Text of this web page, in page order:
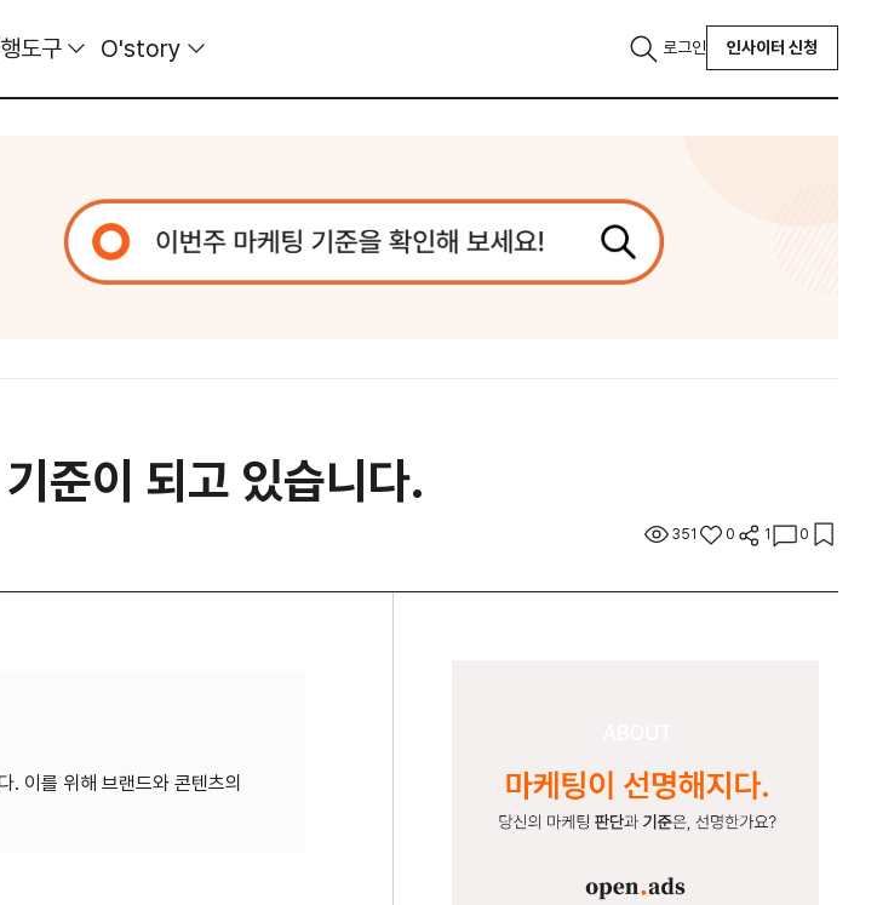
도구 O'story 로그인 인사이터 신청
준이 되고 있습니다.
351 0 1 0
. 이를 위해 브랜드와 콘텐츠의